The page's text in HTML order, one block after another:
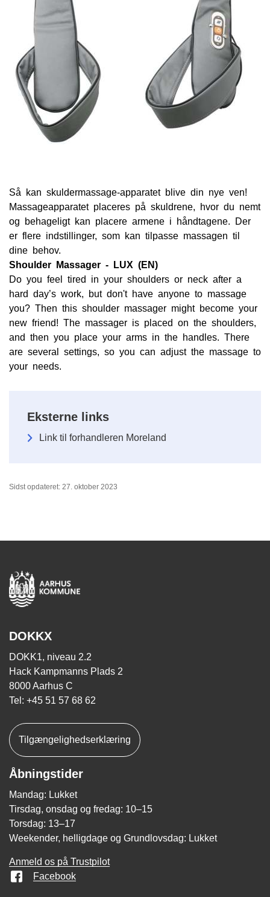
Så kan skuldermassage-apparatet blive din nye ven!
Massageapparatet placeres på skuldrene, hvor du nemt
og behageligt kan placere armene i håndtagene. Der
er flere indstillinger, som kan tilpasse massagen til
dine behov.
Shoulder Massager - LUX (EN)
Do you feel tired in your shoulders or neck after a
hard day’s work, but don't have anyone to massage
you? Then this shoulder massager might become your
new friend! The massager is placed on the shoulders,
and then you place your arms in the handles. There
are several settings, so you can adjust the massage to
your needs.
Eksterne links
Link til forhandleren Moreland
Sidst opdateret: 27. oktober 2023
DOKKX
DOKK1, niveau 2.2
Hack Kampmanns Plads 2
8000 Aarhus C
Tel: +45 51 57 68 62
Tilgængelighedserklæring
Åbningstider
Mandag: Lukket
Tirsdag, onsdag og fredag: 10–15
Torsdag: 13–17
Weekender, helligdage og Grundlovsdag: Lukket
Anmeld os på Trustpilot
Facebook